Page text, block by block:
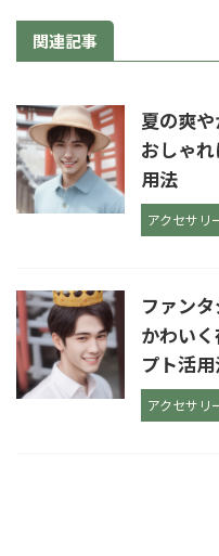
関連記事
夏の爽
おしゃ
用法
アクセサリ
ファン
かわい
プト活
アクセサリ